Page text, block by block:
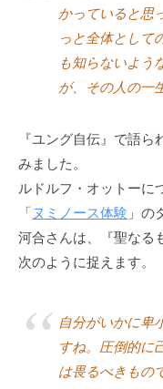
かっていると思
っと全体として
も知らないよう
が、その人の一
『ユング自伝』で語
みました。
ルドルフ・オットーに
「 ヌミノース体験 」の
河合さんは、『聖なる
次のように捉えます。
自分がいかに卑
すね。圧倒的に
は畏るべきもの